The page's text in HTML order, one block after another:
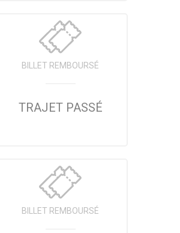
BILLET REMBOURSÉ
TRAJET PASSÉ
BILLET REMBOURSÉ